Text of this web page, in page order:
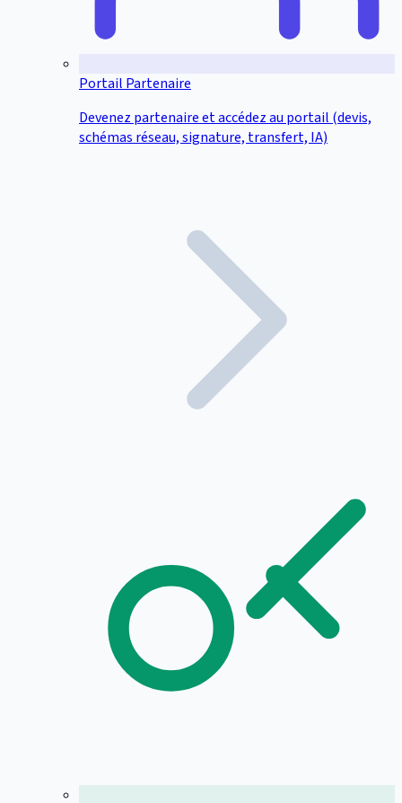
Portail Partenaire
Devenez partenaire et accédez au portail (devis,
schémas réseau, signature, transfert, IA)